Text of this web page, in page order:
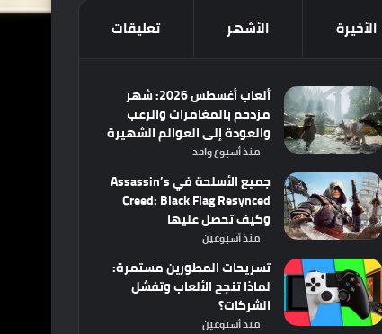
الأخيرة الأشهر تعليقات
ألعاب أغسطس 2026: شهر
مزدحم بالمغامرات والرعب
والعودة إلى العوالم الشهيرة
منذ أسبوع واحد
جميع الأسلحة في Assassin’s
Creed: Black Flag Resynced
وكيف تحصل عليها
منذ أسبوعين
تسريحات المطورين مستمرة:
لماذا تنجح الألعاب وتفشل
الشركات؟
منذ أسبوعين